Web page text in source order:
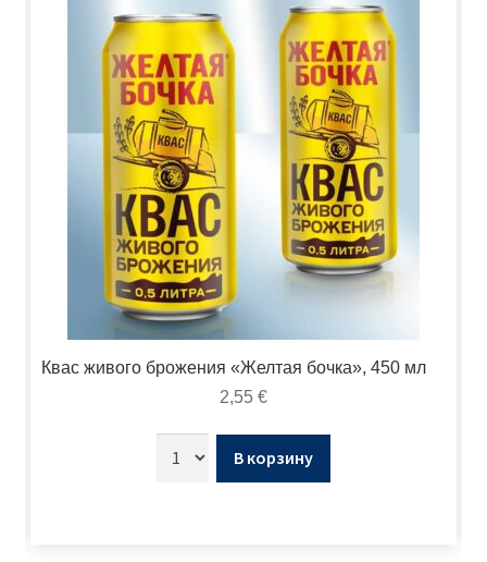
Квас живого брожения «Желтая бочка», 450 мл
2,55 €
В корзину